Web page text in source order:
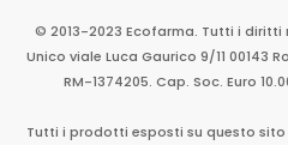
© 2013-2023 Ecofarma. Tutti i diritti
Unico viale Luca Gaurico 9/11 00143
RM-1374205. Cap. Soc. Euro
Tutti i prodotti esposti su questo